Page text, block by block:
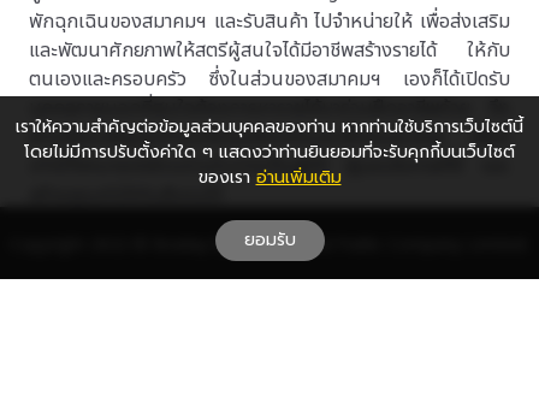
พักฉุกเฉินของสมาคมฯ และรับสินค้า ไปจำหน่ายให้ เพื่อส่งเสริม
และพัฒนาศักยภาพให้สตรีผู้สนใจได้มีอาชีพสร้างรายได้ ให้กับ
ตนเองและครอบครัว ซึ่งในส่วนของสมาคมฯ เองก็ได้เปิดรับ
ฝากเรียนเชิญทุกท่านมาร่วมบริจาคคนละเล็กคนละน้อย เพียง
เท่านี้ก็สามารถมีส่วนร่วมในการเป็นผู้ให้ ผู้มอบโอกาสที่ดี และ
บรามีค่า...เพียงร่วมบริจาค เพื่อมอบโอกาสที่ดีและสร้าง
คุณค่าให้กับสังคม ในโครงการวาโก้ บราเดย์ ปี 3 "บรามี
by Thai Wacoal Public Company Limited.
เราให้ความสำคัญต่อข้อมูลส่วนบุคคลของท่าน หากท่านใช้บริการเว็บไซต์นี้
โดยไม่มีการปรับตั้งค่าใด ๆ แสดงว่าท่านยินยอมที่จะรับคุกกี้บนเว็บไซต์
ของเรา อ่านเพิ่มเติม
ยอมรับ